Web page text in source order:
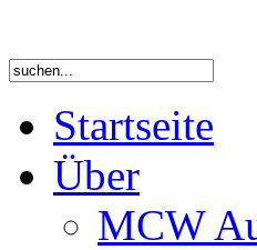
Startseite
Über
MCW